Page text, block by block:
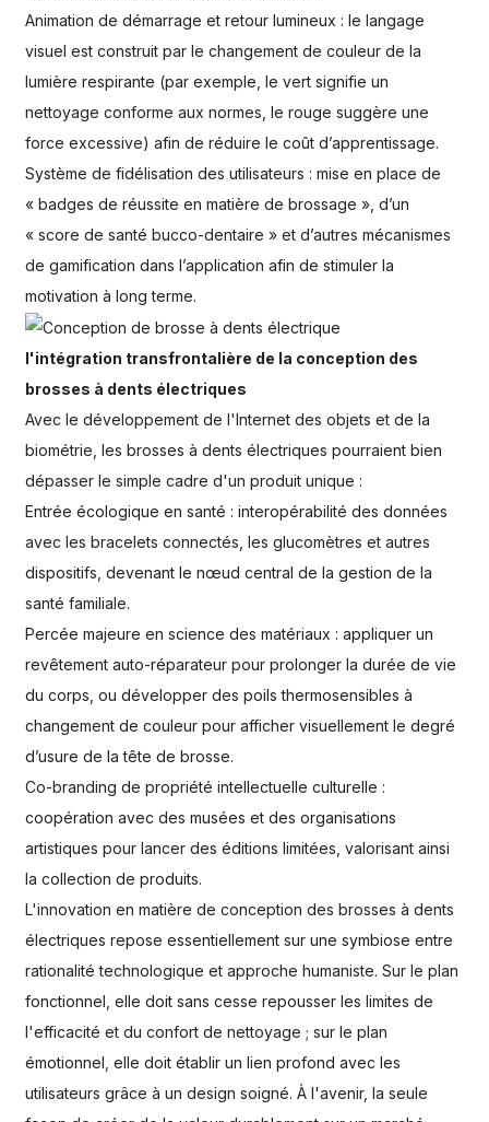
Animation de démarrage et retour lumineux : le langage
visuel est construit par le changement de couleur de la
lumière respirante (par exemple, le vert signifie un
nettoyage conforme aux normes, le rouge suggère une
force excessive) afin de réduire le coût d’apprentissage.
Système de fidélisation des utilisateurs : mise en place de
« badges de réussite en matière de brossage », d’un
« score de santé bucco-dentaire » et d’autres mécanismes
de gamification dans l’application afin de stimuler la
motivation à long terme.
l'intégration transfrontalière de la conception des
brosses à dents électriques
Avec le développement de l'Internet des objets et de la
biométrie, les brosses à dents électriques pourraient bien
dépasser le simple cadre d'un produit unique :
Entrée écologique en santé : interopérabilité des données
avec les bracelets connectés, les glucomètres et autres
dispositifs, devenant le nœud central de la gestion de la
santé familiale.
Percée majeure en science des matériaux : appliquer un
revêtement auto-réparateur pour prolonger la durée de vie
du corps, ou développer des poils thermosensibles à
changement de couleur pour afficher visuellement le degré
d’usure de la tête de brosse.
Co-branding de propriété intellectuelle culturelle :
coopération avec des musées et des organisations
artistiques pour lancer des éditions limitées, valorisant ainsi
la collection de produits.
L'innovation en matière de conception des brosses à dents
électriques repose essentiellement sur une symbiose entre
rationalité technologique et approche humaniste. Sur le plan
fonctionnel, elle doit sans cesse repousser les limites de
l'efficacité et du confort de nettoyage ; sur le plan
émotionnel, elle doit établir un lien profond avec les
utilisateurs grâce à un design soigné. À l'avenir, la seule